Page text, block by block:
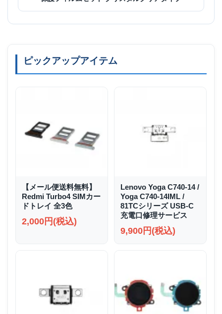
ピックアップアイテム
【メール便送料無料】
Redmi Turbo4 SIMカー
ドトレイ 全3色
2,000円(税込)
Lenovo Yoga C740-14 /
Yoga C740-14IML /
81TCシリーズ USB-C
充電口修理サービス
9,900円(税込)